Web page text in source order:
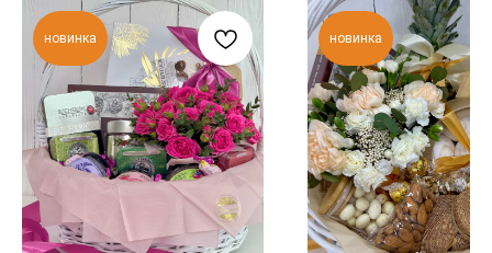
новинка новинка